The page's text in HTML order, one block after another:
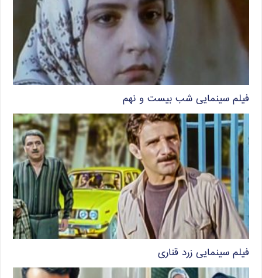
فیلم سینمایی شب بیست و نهم
فیلم سینمایی زرد قناری